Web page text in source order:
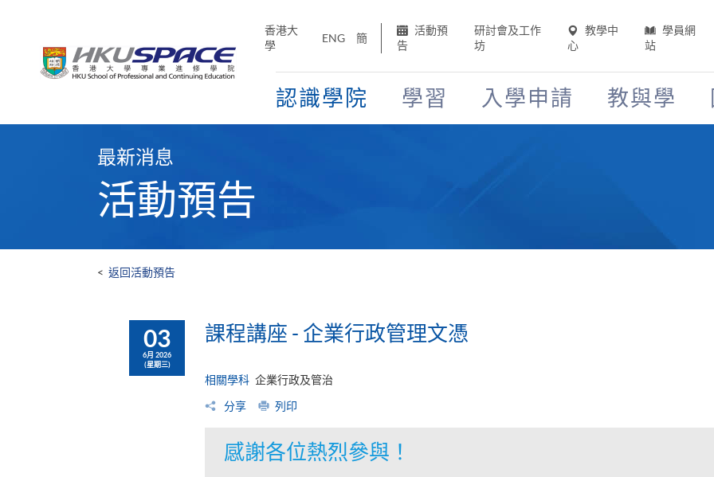
香港大
學
ENG 簡
活動預
告
研討會及工作
坊
教學中
心
學員網
站
認識學院 學習 入學申請 教與學
最新消息
活動預告
< 返回活動預告
03
6月 2026
(星期三)
課程講座 - 企業行政管理文憑
相關學科 企業行政及管治
分享 列印
感謝各位熱烈參與！